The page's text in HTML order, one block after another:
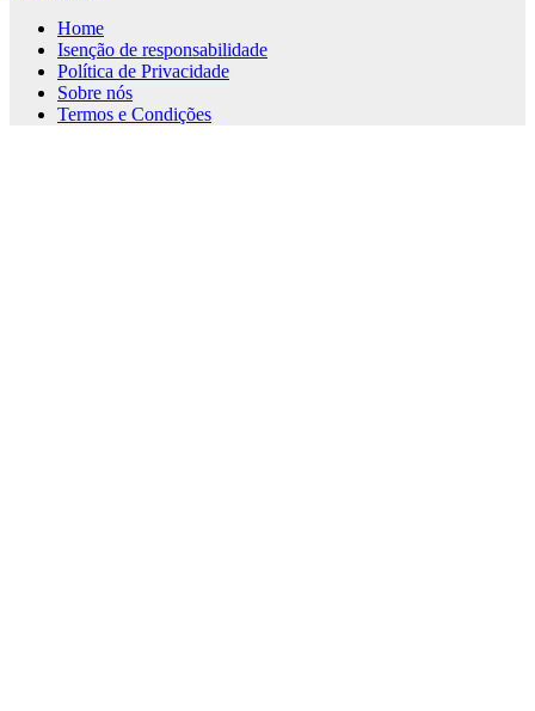
Home
Isenção de responsabilidade
Política de Privacidade
Sobre nós
Termos e Condições